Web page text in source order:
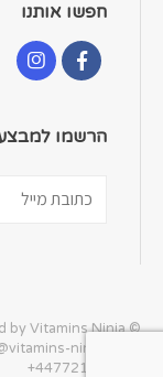
חפשו אותנו
הרשמו
by Vitamins Ninja
ninja.com
+447721405586